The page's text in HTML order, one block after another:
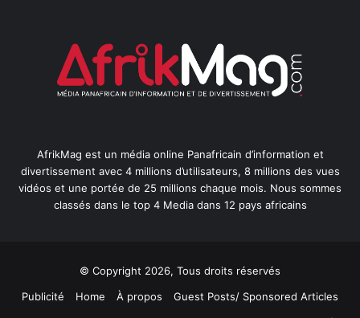
AfrikMag est un média online Panafricain d’information et
divertissement avec 4 millions d’utilisateurs, 8 millions des vues
vidéos et une portée de 25 millions chaque mois. Nous sommes
classés dans le top 4 Media dans 12 pays africains
© Copyright 2026, Tous droits réservés
Publicité
Home À propos
Guest Posts/ Sponsored Articles